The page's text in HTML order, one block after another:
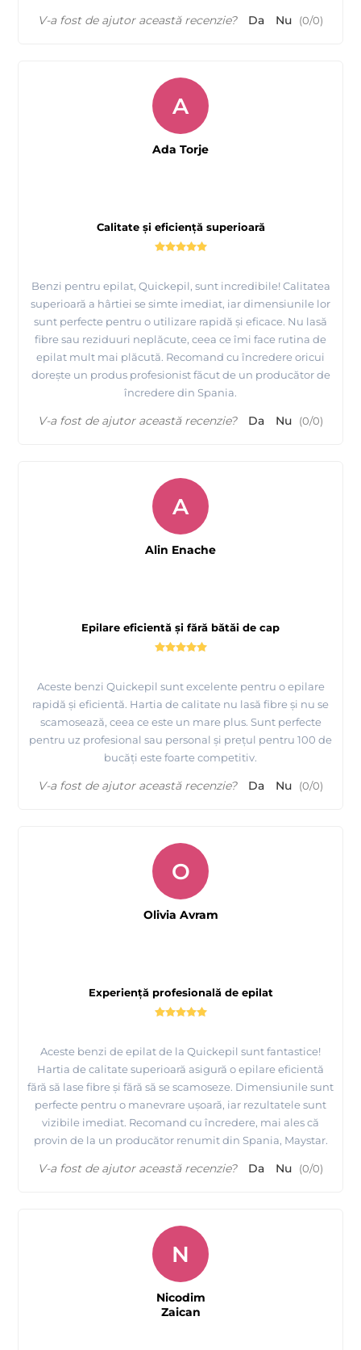
V-a fost de ajutor această recenzie? Da Nu (0/0)
Calitate și eficiență superioară
Benzi pentru epilat, Quickepil, sunt incredibile! Calitatea
superioară a hârtiei se simte imediat, iar dimensiunile lor
sunt perfecte pentru o utilizare rapidă și eficace. Nu lasă
fibre sau reziduuri neplăcute, ceea ce îmi face rutina de
epilat mult mai plăcută. Recomand cu încredere oricui
dorește un produs profesionist făcut de un producător de
încredere din Spania.
A
Ada Torje
V-a fost de ajutor această recenzie? Da Nu (0/0)
Epilare eficientă și fără bătăi de cap
Aceste benzi Quickepil sunt excelente pentru o epilare
rapidă și eficientă. Hartia de calitate nu lasă fibre și nu se
scamosează, ceea ce este un mare plus. Sunt perfecte
pentru uz profesional sau personal și prețul pentru 100 de
bucăți este foarte competitiv.
A
Alin Enache
V-a fost de ajutor această recenzie? Da Nu (0/0)
Experiență profesională de epilat
Aceste benzi de epilat de la Quickepil sunt fantastice!
Hartia de calitate superioară asigură o epilare eficientă
fără să lase fibre și fără să se scamoseze. Dimensiunile sunt
perfecte pentru o manevrare ușoară, iar rezultatele sunt
vizibile imediat. Recomand cu încredere, mai ales că
provin de la un producător renumit din Spania, Maystar.
O
Olivia Avram
V-a fost de ajutor această recenzie? Da Nu (0/0)
N
Nicodim
Zaican